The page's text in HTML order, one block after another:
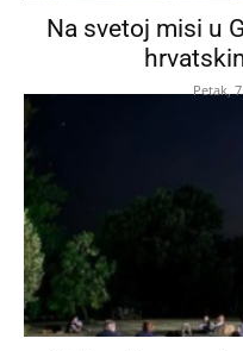
Na svetoj misi u
Petak,